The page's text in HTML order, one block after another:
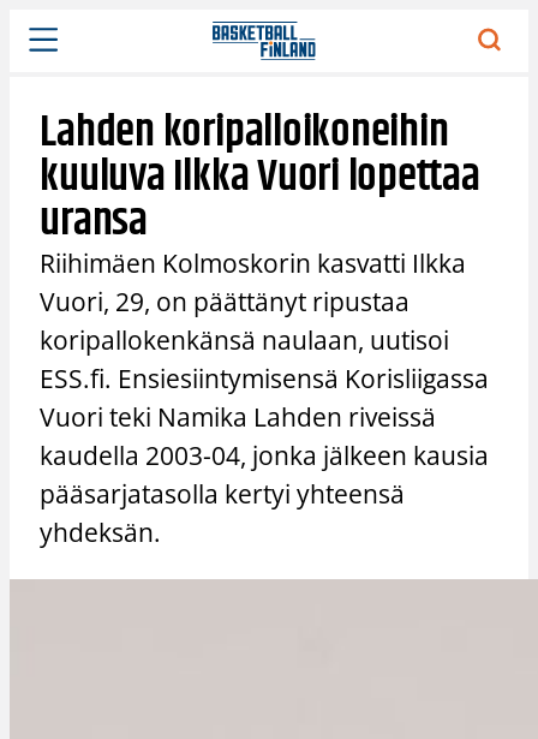
Siirry
sisältöön
Lahden koripalloikoneihin
kuuluva Ilkka Vuori lopettaa
uransa
Riihimäen Kolmoskorin kasvatti Ilkka
Vuori, 29, on päättänyt ripustaa
koripallokenkänsä naulaan, uutisoi
ESS.fi. Ensiesiintymisensä Korisliigassa
Vuori teki Namika Lahden riveissä
kaudella 2003-04, jonka jälkeen kausia
pääsarjatasolla kertyi yhteensä
yhdeksän.